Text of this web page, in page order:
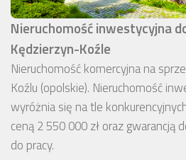
Nieruchomość inwestycyjna
Kędzierzyn-Koźle
Nieruchomość komercyjna na
Koźlu (opolskie). Nieruchomość
wyróżnia się na tle
ceną 2 550 000 zł oraz gwarancją
do pracy.